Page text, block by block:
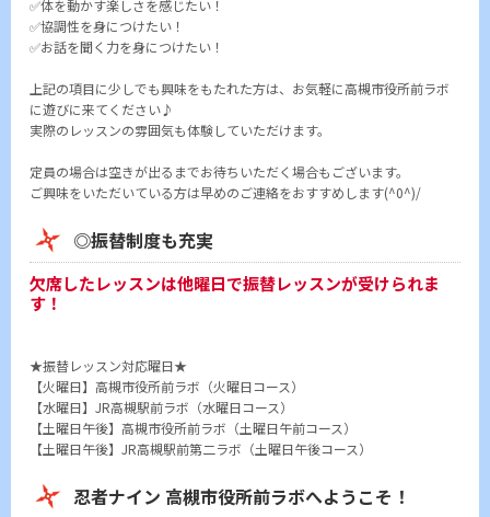
✅体を動かす楽しさを感じたい！
✅協調性を身につけたい！
✅お話を聞く力を身につけたい！
上記の項目に少しでも興味をもたれた方は、お気軽に高槻市役所前ラボ
に遊びに来てください♪
実際のレッスンの雰囲気も体験していただけます。
定員の場合は空きが出るまでお待ちいただく場合もございます。
ご興味をいただいている方は早めのご連絡をおすすめします(^0^)/
◎振替制度も充実
欠席したレッスンは他曜日で振替レッスンが受けられま
す！
★振替レッスン対応曜日★
【火曜日】 高槻市役所前ラボ （火曜日コース）
【水曜日】 JR高槻駅前ラボ （水曜日コース）
【土曜日午後】 高槻市役所前ラボ （土曜日午前コース）
【土曜日午後】JR高槻駅前第二ラボ（土曜日午後コース）
忍者ナイン 高槻市役所前ラボへようこそ！